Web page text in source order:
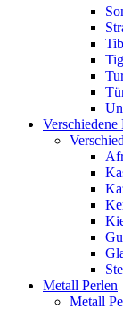
Verschiedene
Metall Perlen
Metall